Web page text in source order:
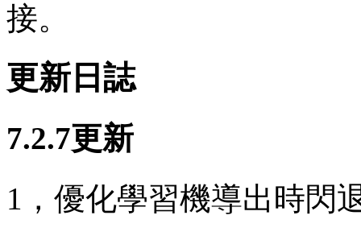
接。
更新日誌
7.2.7更新
1，優化學習機導出時閃